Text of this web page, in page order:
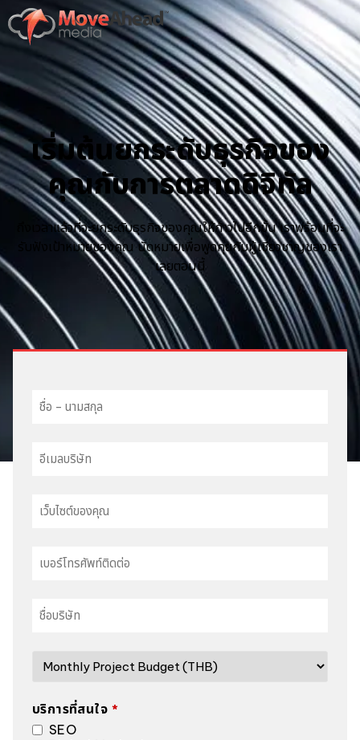
เริ่มต้นยกระดับธุรกิจของ
คุณกับการตลาดดิจิทัล
ถึงเวลาแล้วที่จะยกระดับธุรกิจของคุณให้ก้าวไปอีกขั้น เราพร้อมที่จะ
รับฟังเป้าหมายของคุณ นัดหมายเพื่อพูดคุยกับผู้เชี่ยวชาญของเรา
เลยตอนนี้
BUSINESS
EMAIL *
บริการที่สนใจ *
SEO